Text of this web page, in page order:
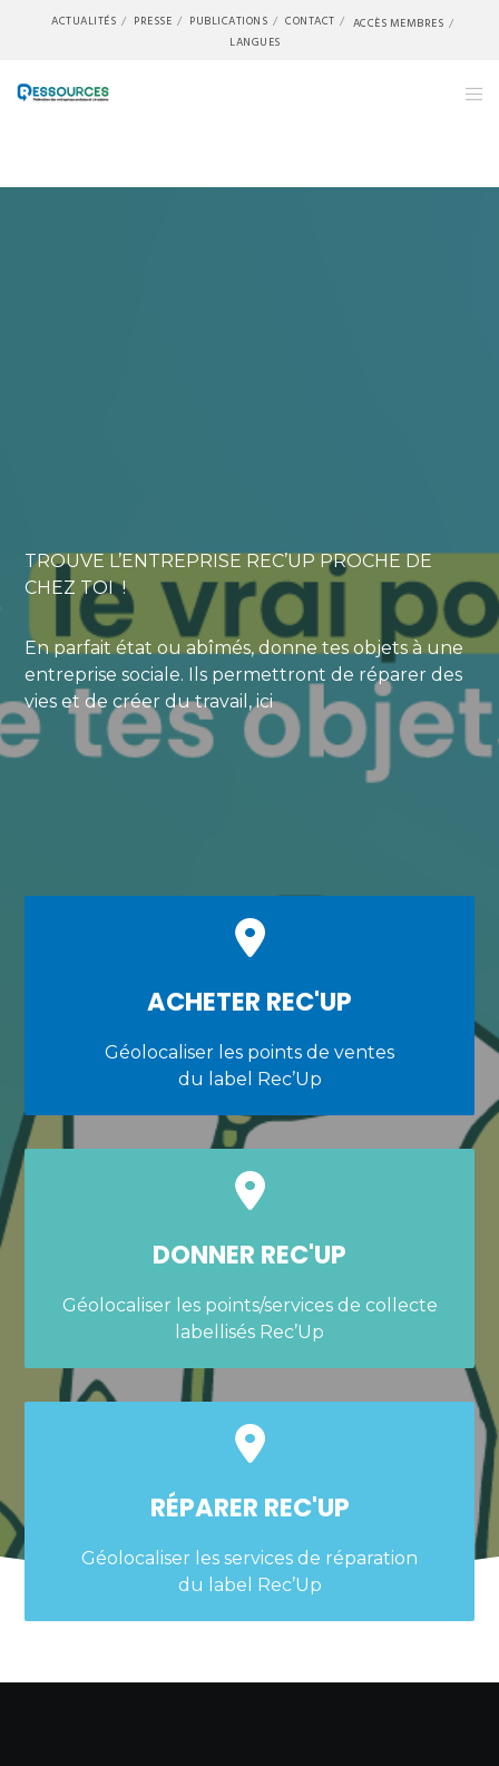
ACTUALITÉS PRESSE PUBLICATIONS CONTACT
ACCÈS MEMBRES
LANGUES
TROUVE L’ENTREPRISE REC’UP PROCHE DE
CHEZ TOI !
En parfait état ou abîmés, donne tes objets à une
entreprise sociale. Ils permettront de réparer des
vies et de créer du travail, ici
ACHETER REC'UP
Géolocaliser les points de ventes
du label Rec’Up
DONNER REC'UP
Géolocaliser les points/services de collecte
labellisés Rec’Up
RÉPARER REC'UP
Géolocaliser les services de réparation
du label Rec’Up